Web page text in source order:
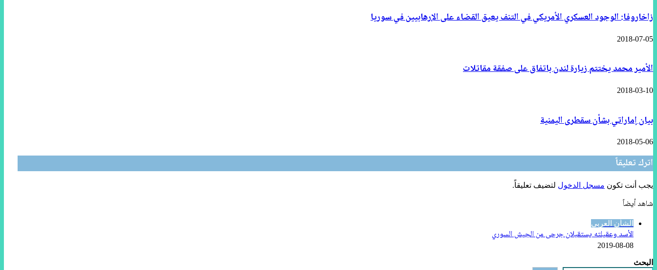
زاخاروفا: الوجود العسكري الأمريكي في التنف يعيق القضاء على الإرهابيين في سوريا
2018-07-05
الأمير محمد يختتم زيارة لندن باتفاق على صفقة مقاتلات
2018-03-10
بيان إماراتي بشأن سقطرى اليمنية
2018-05-06
اترك تعليقاً
يجب أنت تكون مسجل الدخول لتضيف تعليقاً.
شاهد أيضاً
الشأن العربي
الأسد وعقيلته يستقبلان جرحى من الجيش السوري
2019-08-08
البحث